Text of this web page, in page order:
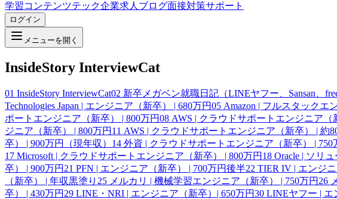
学習コンテンツテック企業求人 ブログ面接対策サポート
ログイン
メニューを開く
InsideStory InterviewCat
01 InsideStory InterviewCat02 新卒メガベン就職日記（LINEヤフー、Sansan、
Technologies Japan | エンジニア（新卒） | 680万円05 Amazon | フルスタックエ
ポートエンジニア（新卒） | 800万円08 AWS | クラウドサポートエンジニア（
ジニア（新卒） | 800万円 11 AWS | クラウドサポートエンジニア（新卒） | 約
卒） | 900万円（現年収） 14 外資 | クラウドサポートエンジニア（新卒） | 750
17 Microsoft | クラウドサポートエンジニア（新卒） | 800万円 18 Oracle | ソリ
卒） | 900万円 21 PFN | エンジニア（新卒） | 700万円後半22 TIER IV | エンジ
（新卒） | 年収黒塗り 25 メルカリ | 機械学習エンジニア（新卒） | 750万円 26
卒） | 430万円 29 LINE・NRI | エンジニア（新卒）| 650万円30 LINEヤフー | エ